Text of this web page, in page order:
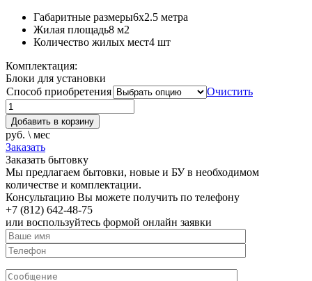
Габаритные размеры6х2.5 метра
Жилая площадь8 м2
Количество жилых мест4 шт
Комплектация:
Блоки для установки
Способ приобретения
Очистить
Добавить в корзину
руб. \ мес
Заказать
Заказать бытовку
Мы предлагаем бытовки, новые и БУ в необходимом
количестве и комплектации.
Консультацию Вы можете получить по телефону
+7 (812) 642-48-75
или воспользуйтесь формой онлайн заявки